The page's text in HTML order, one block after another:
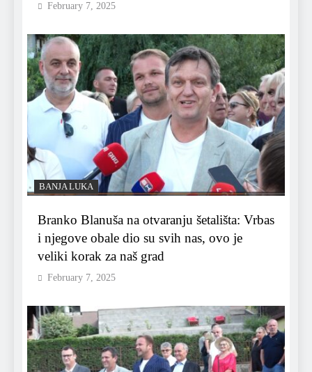
February 7, 2025
BANJA LUKA
Branko Blanuša na otvaranju šetališta: Vrbas
i njegove obale dio su svih nas, ovo je
veliki korak za naš grad
February 7, 2025